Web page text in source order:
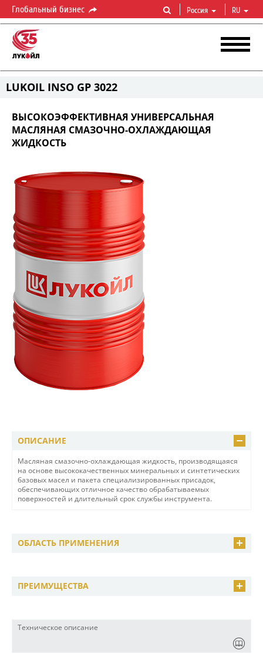
Глобальный бизнес Россия RU
LUKOIL INSO GP 3022
ВЫСОКОЭФФЕКТИВНАЯ УНИВЕРСАЛЬНАЯ
МАСЛЯНАЯ СМАЗОЧНО-ОХЛАЖДАЮЩАЯ
ЖИДКОСТЬ
ОПИСАНИЕ
Масляная смазочно-охлаждающая жидкость, производящаяся
на основе высококачественных минеральных и синтетических
базовых масел и пакета специализированных присадок,
обеспечивающих отличное качество обрабатываемых
поверхностей и длительный срок службы инструмента.
ОБЛАСТЬ ПРИМЕНЕНИЯ
ПРЕИМУЩЕСТВА
Техническое описание